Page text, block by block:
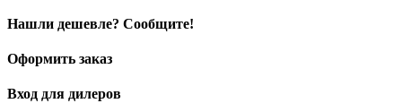
Нашли дешевле? Сообщите!
Оформить заказ
Вход для дилеров